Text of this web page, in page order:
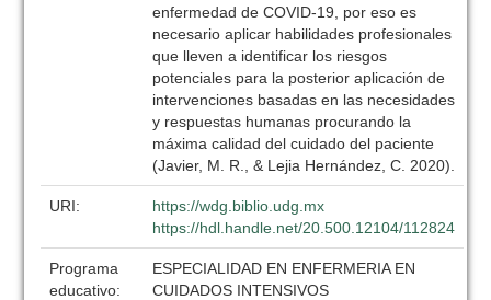
enfermedad de COVID-19, por eso es
necesario aplicar habilidades profesionales
que lleven a identificar los riesgos
potenciales para la posterior aplicación de
intervenciones basadas en las necesidades
y respuestas humanas procurando la
máxima calidad del cuidado del paciente
(Javier, M. R., & Lejia Hernández, C. 2020).
URI:
https://wdg.biblio.udg.mx
https://hdl.handle.net/20.500.12104/112824
Programa
educativo:
ESPECIALIDAD EN ENFERMERIA EN
CUIDADOS INTENSIVOS